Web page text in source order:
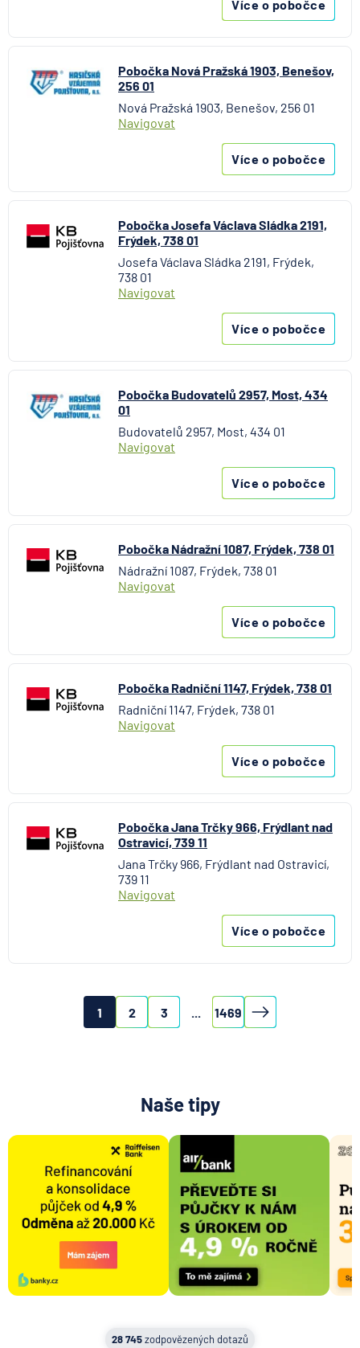
Více o pobočce
Pobočka Nová Pražská 1903, Benešov,
256 01
Nová Pražská 1903, Benešov, 256 01
Navigovat
Více o pobočce
Pobočka Josefa Václava Sládka 2191,
Frýdek, 738 01
Josefa Václava Sládka 2191, Frýdek,
738 01
Navigovat
Více o pobočce
Pobočka Budovatelů 2957, Most, 434
01
Budovatelů 2957, Most, 434 01
Navigovat
Více o pobočce
Pobočka Nádražní 1087, Frýdek, 738 01
Nádražní 1087, Frýdek, 738 01
Navigovat
Více o pobočce
Pobočka Radniční 1147, Frýdek, 738 01
Radniční 1147, Frýdek, 738 01
Navigovat
Více o pobočce
Pobočka Jana Trčky 966, Frýdlant nad
Ostravicí, 739 11
Jana Trčky 966, Frýdlant nad Ostravicí,
739 11
Navigovat
Více o pobočce
1 2 3 1469
Naše tipy
28 745zodpovězených dotazů